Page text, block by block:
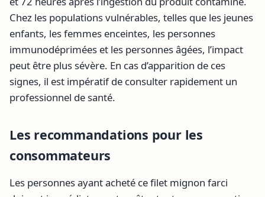
Chez les populations vulnérables, telles que les jeunes
enfants, les femmes enceintes, les personnes
immunodéprimées et les personnes âgées, l’impact
peut être plus sévère. En cas d’apparition de ces
signes, il est impératif de consulter rapidement un
professionnel de santé.
Les recommandations pour les
consommateurs
Les personnes ayant acheté ce filet mignon farci